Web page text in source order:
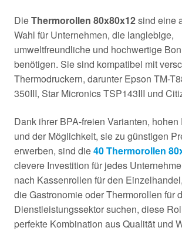
DieThermorollen 80x80x12sind eine
Wahl für Unternehmen, die langlebige,
umweltfreundliche und hochwertige
benötigen. Sie sind kompatibel mit
Thermodruckern, darunter Epson TM-
350III, Star Micronics TSP143III und
Dank ihrer BPA-freien Varianten,
und der Möglichkeit, sie zu günstigen
erwerben, sind die40 Thermorollen
clevere Investition für jedes
nach Kassenrollen für den
die Gastronomie oder Thermorollen für
Dienstleistungssektor suchen, diese
perfekte Kombination aus Qualität und